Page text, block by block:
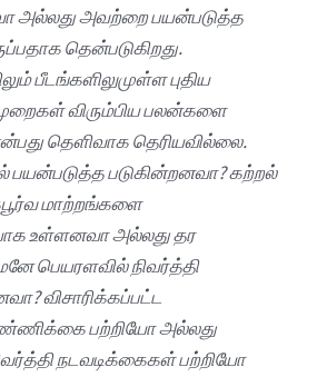
அல்லது அவற்றை பயன்படுத்த
தென்படுகிறது.
பீடங்களிலுமுள்ள புதிய
விரும்பிய பலன்களை
தெளிவாக தெரியவில்லை.
படுகின்றனவா? கற்றல்
மாற்றங்களை
உள்ளனவா அல்லது தர
பெயரளவில் நிவர்த்தி
விசாரிக்கப்பட்ட
பற்றியோ அல்லது
நடவடிக்கைகள் பற்றியோ